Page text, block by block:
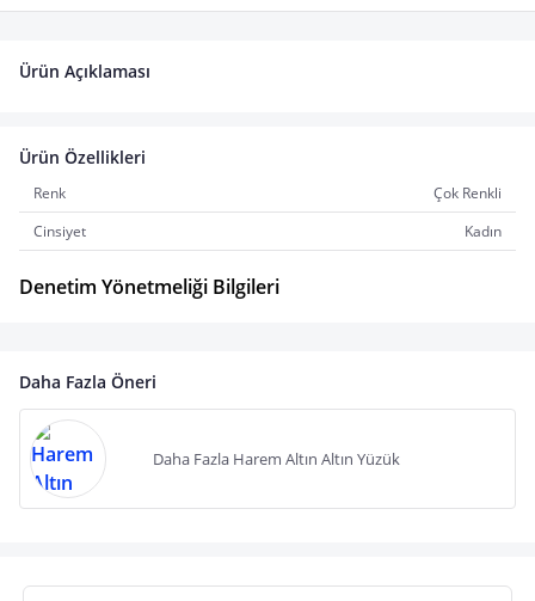
Ürün Açıklaması
Ürün Özellikleri
Renk
Çok Renkli
Cinsiyet
Kadın
Denetim Yönetmeliği Bilgileri
Daha Fazla Öneri
Daha Fazla Harem Altın Altın Yüzük